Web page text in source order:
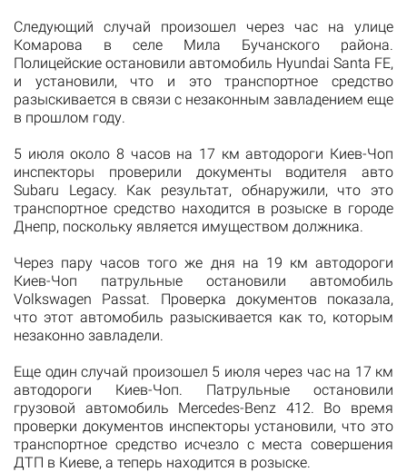
Следующий случай произошел через час на улице
Комарова в селе Мила Бучанского района.
Полицейские остановили автомобиль Hyundai Santa FE,
и установили, что и это транспортное средство
разыскивается в связи с незаконным завладением еще
в прошлом году.
5 июля около 8 часов на 17 км автодороги Киев-Чоп
инспекторы проверили документы водителя авто
Subaru Legacy. Как результат, обнаружили, что это
транспортное средство находится в розыске в городе
Днепр, поскольку является имуществом должника.
Через пару часов того же дня на 19 км автодороги
Киев-Чоп патрульные остановили автомобиль
Volkswagen Passat. Проверка документов показала,
что этот автомобиль разыскивается как то, которым
незаконно завладели.
Еще один случай произошел 5 июля через час на 17 км
автодороги Киев-Чоп. Патрульные остановили
грузовой автомобиль Mercedes-Benz 412. Во время
проверки документов инспекторы установили, что это
транспортное средство исчезло с места совершения
ДТП в Киеве, а теперь находится в розыске.